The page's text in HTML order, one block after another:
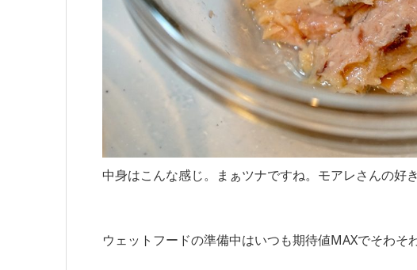
中身はこんな感じ。まぁツナですね。モアレさんの好
ウェットフードの準備中はいつも期待値MAXでそわそ